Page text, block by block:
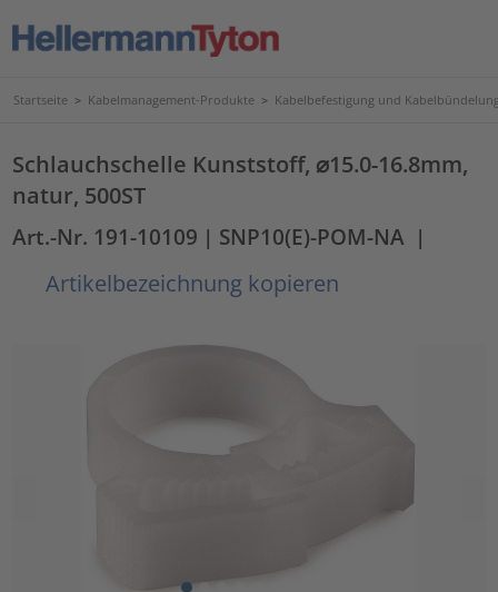
Startseite > Kabelmanagement-Produkte > Kabelbefestigung und
Schlauchschelle Kunststoff, ⌀15.0-16.8mm,
natur, 500ST
Art.-Nr. 191-10109 | SNP10(E)-POM-NA |
Artikelbezeichnung kopieren